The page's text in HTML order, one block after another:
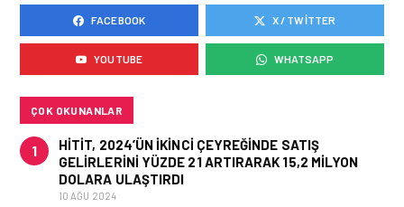
HAVAALANI • 05 AĞU 2026
ISG’NIN TERMINAL
MEMURLARINDAN CAN
KURTARAN HAMLE
FACEBOOK X / TWITTER
YOUTUBE WHATSAPP
ÇOK OKUNANLAR
1
HITIT, 2024’ÜN IKINCI ÇEYREĞINDE SATIŞ
GELIRLERINI YÜZDE 21 ARTIRARAK 15,2 MILYON
DOLARA ULAŞTIRDI
10 AĞU 2024